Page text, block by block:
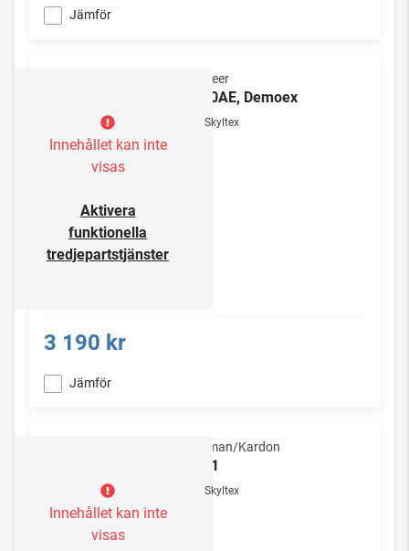
Jämför
Innehållet kan inte
visas
Aktivera
funktionella
tredjepartstjänster
Pioneer
A-10AE, Demoex
Skyltex
3 190 kr
Jämför
Innehållet kan inte
visas
Harman/Kardon
AB-1
Skyltex